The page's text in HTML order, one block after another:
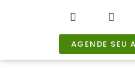
AGENDE SEU